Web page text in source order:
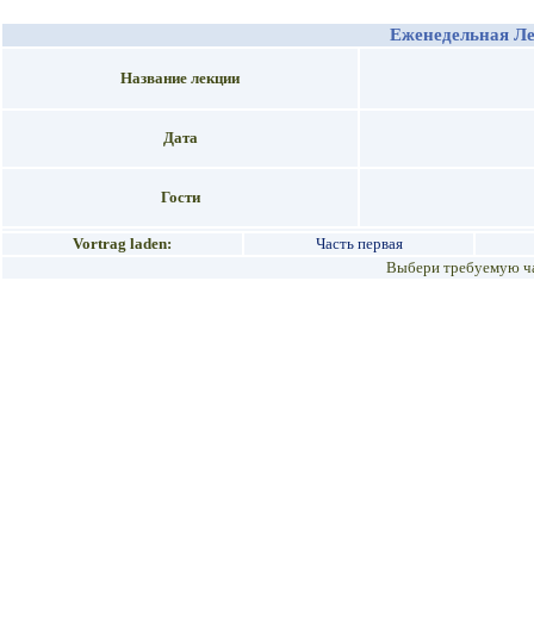
Еженедельная
Название лекции
Дата
Гости
Vortrag laden:
Часть первая
Выбери требуемую